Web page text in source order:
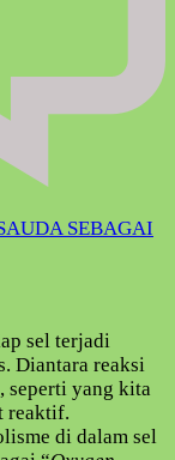
SEBAGAI
sel terjadi
Diantara reaksi
seperti yang kita
reaktif.
di dalam sel